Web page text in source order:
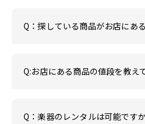
Q：探している商品がお店にあ
Q:お店にある商品の値段を教え
Q：楽器のレンタルは可能です